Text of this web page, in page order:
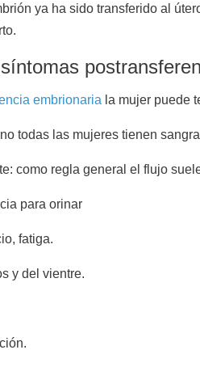
ya ha sido transferido al
embrionaria la mujer puede
todas las mujeres tienen
como regla general el flujo
para orinar
fatiga.
y del vientre.